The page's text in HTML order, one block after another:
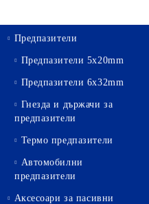
Предпазители
Предпазители 5х20mm
Предпазители 6х32mm
Гнезда и държачи за
предпазители
Термо предпазители
Автомобилни
предпазители
Аксесоари за пасивни